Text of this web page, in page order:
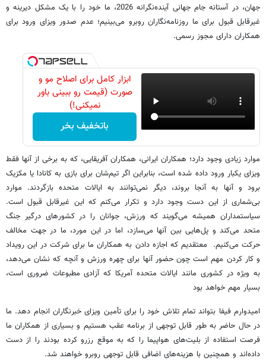
جهان، در آستانه جام جهانی آینده‌نگرانه 2026، ما خود را با یک مشکل دیرینه و
غیرقابل قبول برای ما روزنامه‌نگاران روبرو می‌بینیم؛ عدم صدور ویزای ورود برای
همکاران دارای مجوز رسمی.
ابزار کامل برای اصلاح مو و
صورت (قیمت رو ببینی باور
نمیکنی!)
باتخفیف بخر
موارد زیادی وجود دارد؛ همکاران ایرانی، همکاران آفریقایی، که به برخی از آنها فقط
ویزای یکبار ورود داده شده است، بنابراین اگر تیم‌شان برای بازی به کانادا یا مکزیک
برود و آنها به آنجا بروند، دیگر نمی‌توانند به ایالات متحده بازگردند. موارد
بی‌شماری از این دست وجود دارد و تکرار می‌کنم که این غیرقابل قبول است.
سیاستمداران همیشه می‌گویند که ورزش، جوانان را در کشورهای درگیر جنگ
متحد می‌کند و پل‌هایی بین آنها می‌سازد، اما در این مورد، ما در جهت مخالف
حرکت می‌کنیم. معتقدیم که اجازه دادن به همکاران ما برای شرکت در این رویداد
و کار کردن مهم است چون حضور آنها برای چهره ورزش و آنچه که نشان می‌دهد،
به ویژه در کشوری مانند ایالات متحده آمریکا که آزادی مطبوعات ضروری است،
بسیار مهم خواهد بود
امیدوارم فیفا بتواند تمام تلاش خود را برای تأمین ویزای خبرنگاران انجام دهد. ما
در حال حاضر به طور قابل توجهی از برنامه عقب هستیم و بسیاری از همکاران ما
فرصت استفاده از بلیت‌های هواپیما را که به موقع رزرو کرده بودند را از دست
داده‌اند و همچنین با هزینه‌های اضافی قابل توجهی روبرو خواهند شد.